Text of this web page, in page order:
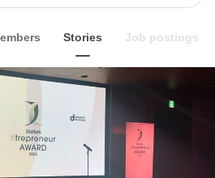
Stories Job postings